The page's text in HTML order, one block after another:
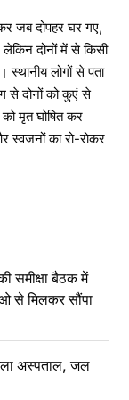
जब दोपहर घर गए,
लेकिन दोनों में से किसी
स्थानीय लोगों से पता
से दोनों को कुएं से
मृत घोषित कर
स्वजनों का रो-रोकर
समीक्षा बैठक में
से मिलकर सौंपा
अस्पताल, जल